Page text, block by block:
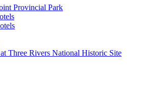
Provincial Park
Three Rivers National Historic Site